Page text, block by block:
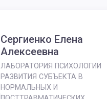
Сергиенко Елена
Алексеевна
ЛАБОРАТОРИЯ ПСИХОЛОГИИ
РАЗВИТИЯ СУБЪЕКТА В
НОРМАЛЬНЫХ И